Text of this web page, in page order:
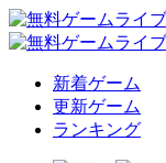
新着ゲーム
更新ゲーム
ランキング